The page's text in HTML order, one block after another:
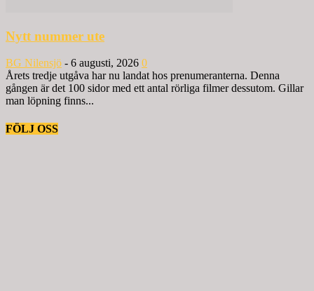
Nytt nummer ute
BG Nilensjö - 6 augusti, 2026 0
Årets tredje utgåva har nu landat hos prenumeranterna. Denna
gången är det 100 sidor med ett antal rörliga filmer dessutom. Gillar
man löpning finns...
FÖLJ OSS